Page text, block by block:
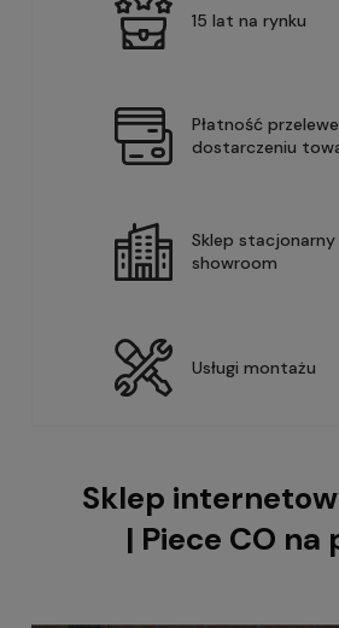
15 lat na rynku
Płatność
dostarczeniu
Sklep stacjonarny
showroom
Usługi montażu
Sklep
| Piece CO na